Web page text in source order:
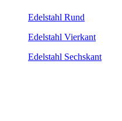
Edelstahl Rund
Edelstahl Vierkant
Edelstahl Sechskant